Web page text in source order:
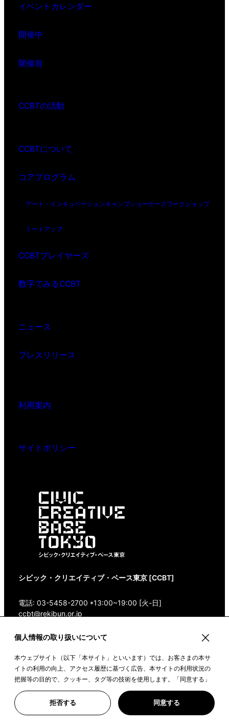
個人情報の取り扱いについて
本ウェブサイト（以下「本サイト」といいます）では、お客さまの本サ
イトの利用の向上、アクセス履歴に基づく広告、本サイトの利用状況の
把握等の目的で、クッキー、タグ等の技術を使用します。「同意する」
ボタンや本サイトをクリックすることで、上記の目的のためにクッキー
を使用すること、また、皆さまのデータを提携先や委託先と共有するこ
とに同意いただいたものとみなします。詳しい情報は、「
クッキーポリ
拒否する 同意する
イベントカレンダー
開催中
開催前
CCBTの活動
CCBTについて
コアプログラム
アート・インキュベーションキャンプショーケースワークショップ
ミートアップ
CCBTプレイヤーズ
数字でみるCCBT
ニュース
プレスリリース
利用案内
サイトポリシー
シビック・クリエイティブ・ベース東京 [CCBT]
電話: 03-5458-2700 *13:00~19:00 [火-日]
ccbt@rekibun.or.jp
〒150-0001 東京都渋谷区神宮前1-14-4 1/1(ONE)
Google Maps
©2022 CIVIC CREATIVE BASE TOKYO